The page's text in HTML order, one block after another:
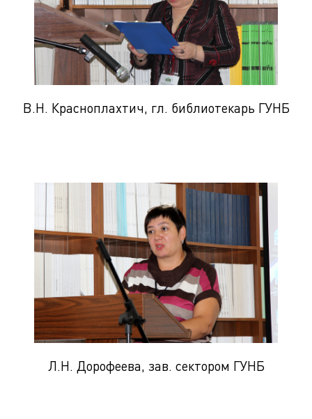
В.Н. Красноплахтич, гл. библиотекарь ГУНБ
Л.Н. Дорофеева, зав. сектором ГУНБ